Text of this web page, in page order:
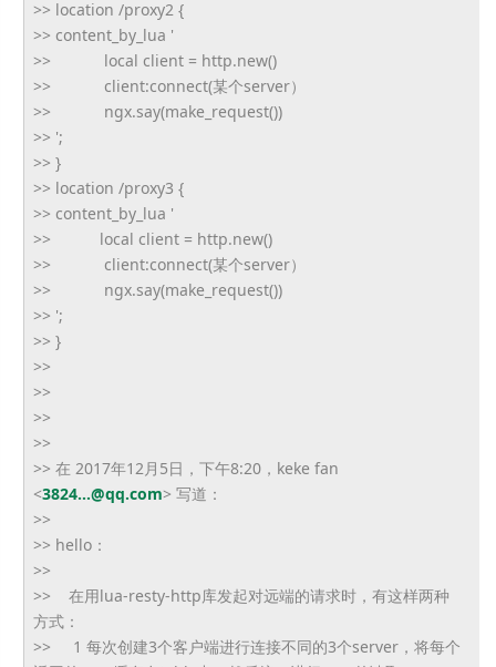
>> location /proxy2 {
>> content_by_lua '
>> local client = http.new()
>> client:connect(某个server）
>> ngx.say(make_request())
>> ';
>> }
>> location /proxy3 {
>> content_by_lua '
>> local client = http.new()
>> client:connect(某个server）
>> ngx.say(make_request())
>> ';
>> }
>>
>>
>>
>>
>> 在 2017年12月5日，下午8:20，keke fan
<3824...@qq.com> 写道：
>>
>> hello：
>>
>> 在用lua-resty-http库发起对远端的请求时， 有这样两种
方式：
>> 1 每次创建3个客户端进行连接不同的3个server， 将每个